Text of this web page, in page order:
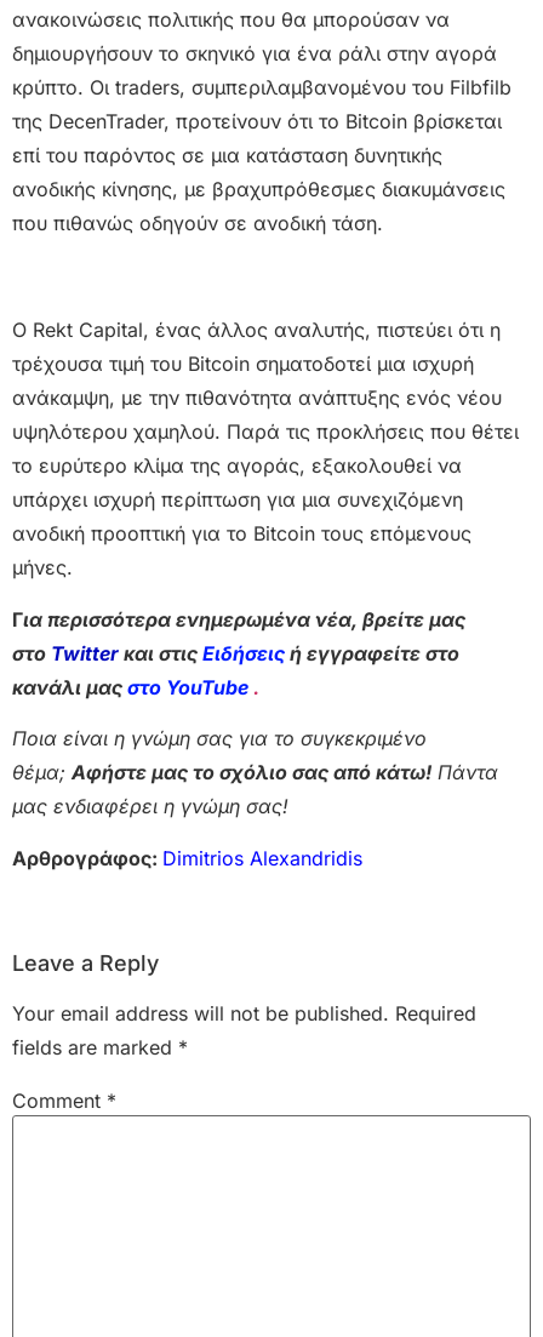
ανακοινώσεις πολιτικής που θα μπορούσαν να
δημιουργήσουν το σκηνικό για ένα ράλι στην αγορά
κρύπτο. Οι traders, συμπεριλαμβανομένου του Filbfilb
της DecenTrader, προτείνουν ότι το Bitcoin βρίσκεται
επί του παρόντος σε μια κατάσταση δυνητικής
ανοδικής κίνησης, με βραχυπρόθεσμες διακυμάνσεις
που πιθανώς οδηγούν σε ανοδική τάση.
O Rekt Capital, ένας άλλος αναλυτής, πιστεύει ότι η
τρέχουσα τιμή του Bitcoin σηματοδοτεί μια ισχυρή
ανάκαμψη, με την πιθανότητα ανάπτυξης ενός νέου
υψηλότερου χαμηλού. Παρά τις προκλήσεις που θέτει
το ευρύτερο κλίμα της αγοράς, εξακολουθεί να
υπάρχει ισχυρή περίπτωση για μια συνεχιζόμενη
ανοδική προοπτική για το Bitcoin τους επόμενους
μήνες.
Για περισσότερα ενημερωμένα νέα, βρείτε μας
στο Twitter και στις Ειδήσεις ή εγγραφείτε στο
κανάλι μας στο YouTube .
Ποια είναι η γνώμη σας για το συγκεκριμένο
θέμα;Αφήστε μας το σχόλιο σας από κάτω! Πάντα
μας ενδιαφέρει η γνώμη σας!
Αρθρογράφος: Dimitrios Alexandridis
Leave a Reply
Your email address will not be published. Required
fields are marked *
Comment *